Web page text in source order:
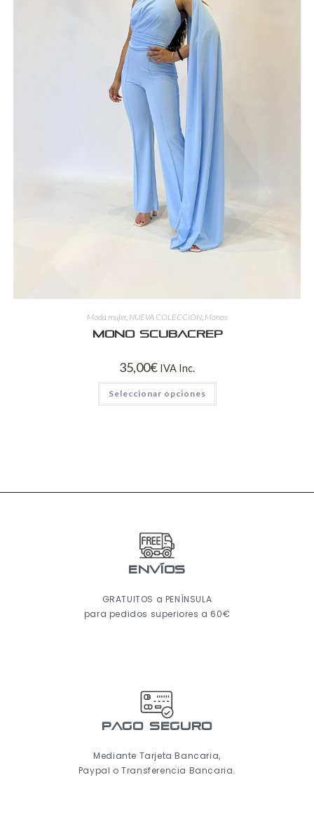
Moda mujer, NUEVA COLECCIÓN, Monos
Mono Scubacrep
35,00€ IVA Inc.
Seleccionar opciones
ENVÍOS
GRATUITOS a PENÍNSULA
para pedidos superiores a 60€
pago seguro
Mediante Tarjeta Bancaria,
Paypal o Transferencia Bancaria.